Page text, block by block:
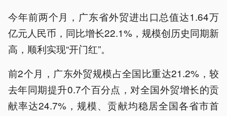
今年前两个月，广东省外贸进出口总值达1.64万
亿元人民币，同比增长22.1%，规模创历史同期新
高，顺利实现“开门红”。
前2个月，广东外贸规模占全国比重达21.2%，较
去年同期提升0.7个百分点，对全国外贸增长的贡
献率达24.7%，规模、贡献均稳居全国各省市首